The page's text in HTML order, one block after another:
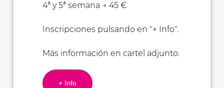
4ª y 5ª semana → 45 €
Inscripciones pulsando en "+ Info".
Más información en cartel adjunto.
+ Info